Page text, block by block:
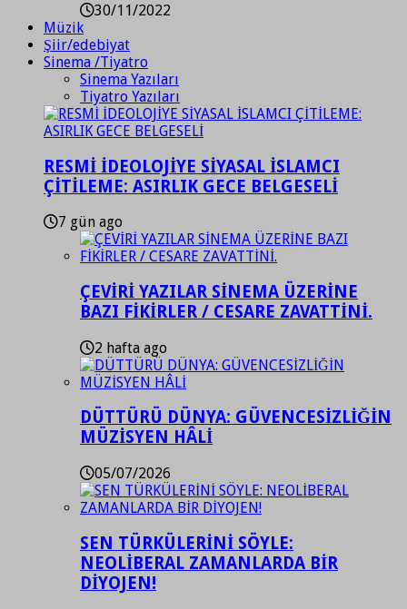
30/11/2022
Müzik
Şiir/edebiyat
Sinema /Tiyatro
Sinema Yazıları
Tiyatro Yazıları
RESMİ İDEOLOJİYE SİYASAL İSLAMCI
ÇİTİLEME: ASIRLIK GECE BELGESELİ
7 gün ago
ÇEVİRİ YAZILAR SİNEMA ÜZERİNE
BAZI FİKİRLER / CESARE ZAVATTİNİ.
2 hafta ago
DÜTTÜRÜ DÜNYA: GÜVENCESİZLİĞİN
MÜZİSYEN HÂLİ
05/07/2026
SEN TÜRKÜLERİNİ SÖYLE:
NEOLİBERAL ZAMANLARDA BİR
DİYOJEN!